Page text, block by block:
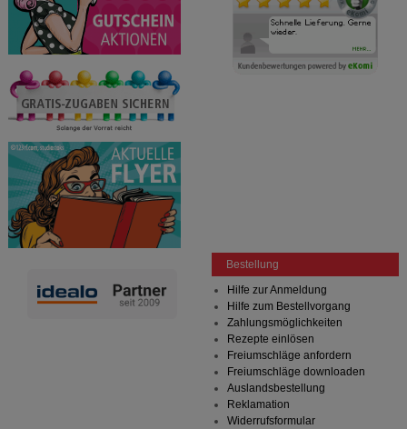
Bestellung
Hilfe zur Anmeldung
Hilfe zum Bestellvorgang
Zahlungsmöglichkeiten
Rezepte einlösen
Freiumschläge anfordern
Freiumschläge downloaden
Auslandsbestellung
Reklamation
Widerrufsformular